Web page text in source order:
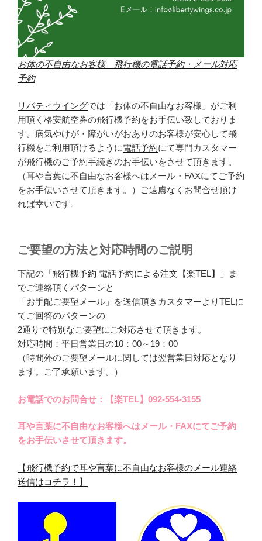
お体の不自由なお客様 飛行機の電話予約・メール対応
予約
リバティウイングでは「お体の不自由なお客様」がご利
用頂く格安航空券の飛行機予約をお手伝い致しておりま
す。病気やけが・障がいがおありのお客様が安心して飛
行機をご利用頂けるように電話予約にて専門カスタマー
が飛行機のご予約手続きのお手伝いをさせて頂きます。
（耳や言葉に不自由なお客様へはメール・FAXにてご予約
をお手伝いさせて頂きます。）ご遠慮なくお問合せ頂け
れば幸いです。
ご要望の方法と対応時間のご説明
下記の「飛行機予約 電話予約による注文【楽TEL】
」ま
でご連絡頂くパターンと
「お手配ご要望メール」を送信頂きカスタマーよりTELに
てご回答のパターンの
2通りで特別なご要望にご対応させて頂きます。
対応時間：平日営業日の10：00～19：00
（時間外のご要望メールに関しては翌営業日対応となり
ます。ご了承願います。）
お電話でのお問合せ：【楽TEL】092-554-3155
耳や言葉に不自由なお客様へはメール・FAXにてご予約
をお手伝いさせて頂きます。
【飛行機予約で耳や言葉に不自由なお客様のメール連絡
送信はコチラ！】